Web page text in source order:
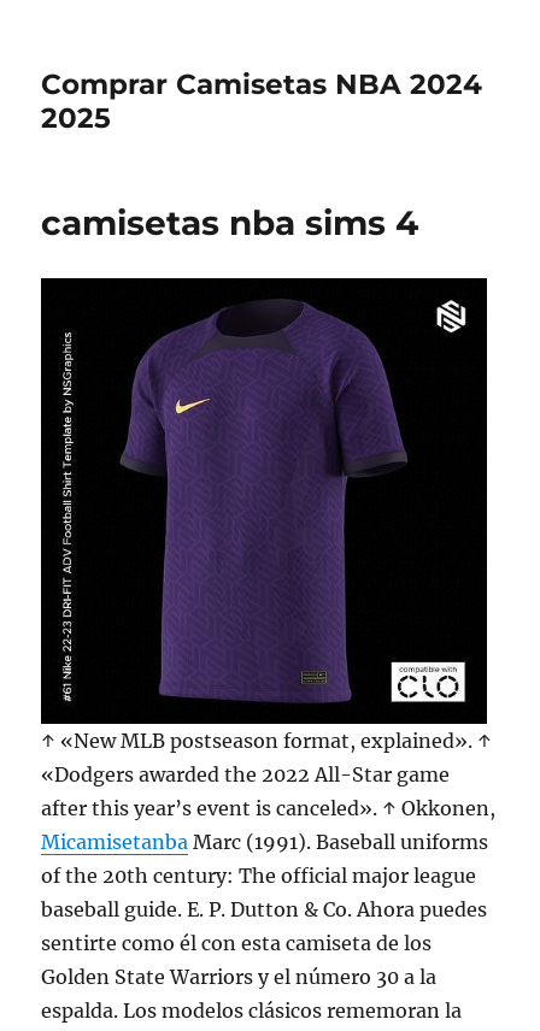
Comprar Camisetas NBA 2024
2025
camisetas nba sims 4
↑ «New MLB postseason format, explained». ↑
«Dodgers awarded the 2022 All-Star game
after this year’s event is canceled». ↑ Okkonen,
Micamisetanba Marc (1991). Baseball uniforms
of the 20th century: The official major league
baseball guide. E. P. Dutton & Co. Ahora puedes
sentirte como él con esta camiseta de los
Golden State Warriors y el número 30 a la
espalda. Los modelos clásicos rememoran la